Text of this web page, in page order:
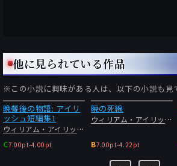
他に見られている作品
※この小説に興味がある人は、以下の小説も見
晩餐後の物語: アイリ
ッシュ短編集1
ウィリアム・アイリッシュ
C7.00pt-4.00pt
暁の死線
ウィリアム・アイリッシュ
B7.00pt-4.22pt